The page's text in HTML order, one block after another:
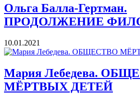
Ольга Балла-Гертман.
ПРОДОЛЖЕНИЕ
10.01.2021
Мария Лебедева.
МЁРТВЫХ ДЕТЕЙ